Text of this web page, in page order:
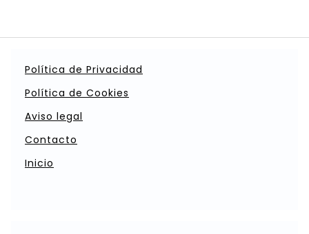
Política de Privacidad
Política de Cookies
Aviso legal
Contacto
Inicio